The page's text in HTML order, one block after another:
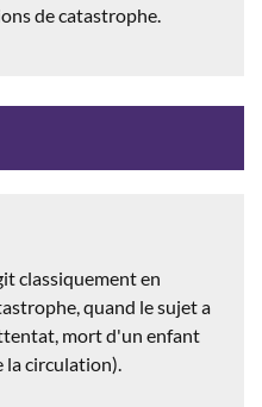
de catastrophe.
classiquement en
quand le sujet a
mort d'un enfant
la circulation).